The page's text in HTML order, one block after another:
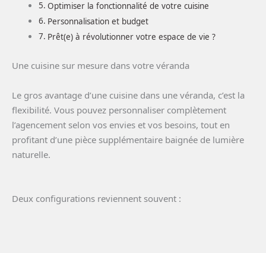
Optimiser la fonctionnalité de votre cuisine
Personnalisation et budget
Prêt(e) à révolutionner votre espace de vie ?
Une cuisine sur mesure dans votre véranda
Le gros avantage d’une cuisine dans une véranda, c’est la
flexibilité. Vous pouvez personnaliser complètement
l’agencement selon vos envies et vos besoins, tout en
profitant d’une pièce supplémentaire baignée de lumière
naturelle.
Deux configurations reviennent souvent :